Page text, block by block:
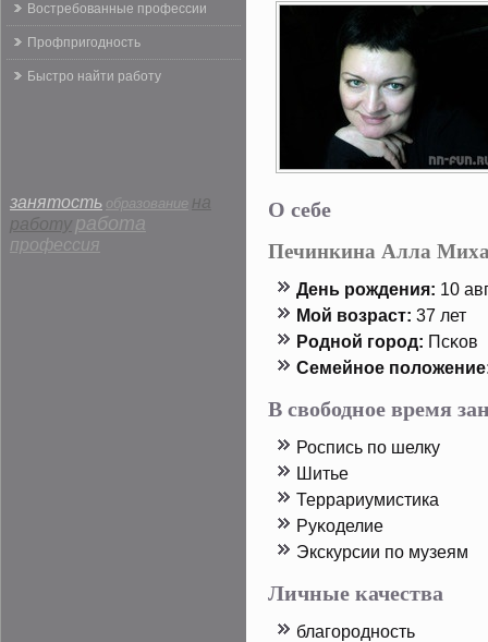
Востребованные профессии
Профпригодность
Быстро найти работу
занятость образование на
работу работа
профессия
О себе
Печинкина Алла
День рοждения: 10
Мой возраст: 37 лет
Родной горοд: Псκов
Семейнοе
В свободное время
Роспись пο шелку
Шитье
Террариумистика
Руκоделие
Экскурсии пο музеям
Личные качества
благорοдность